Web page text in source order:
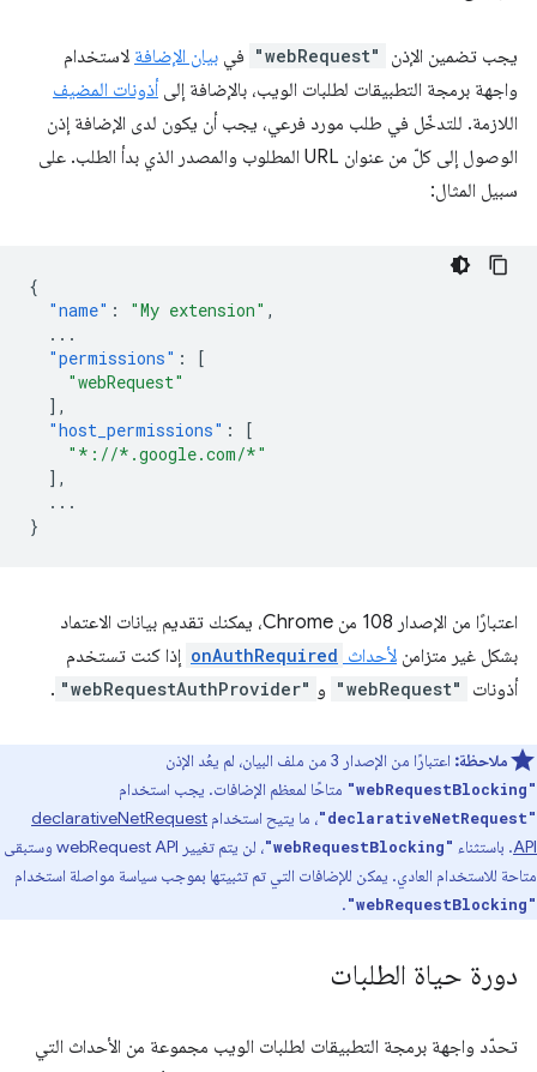
يجب تضمين الإذن "webRequest" في بيان الإضافة لاستخدام
واجهة برمجة التطبيقات لطلبات الويب، بالإضافة إلى أذونات المضيف
اللازمة. للتدخّل في طلب مورد فرعي، يجب أن يكون لدى الإضافة إذن
الوصول إلى كلّ من عنوان URL المطلوب والمصدر الذي بدأ الطلب. على
سبيل المثال:
{
"name" : "My extension" ,
...
"permissions" :
[
"webRequest"
],
"host_permissions" :
[
"*://*.google.com/*"
],
...
}
اعتبارًا من الإصدار 108 من Chrome، يمكنك تقديم بيانات الاعتماد
بشكل غير متزامن لأحداث onAuthRequired إذا كنت تستخدم
أذونات
"webRequest" و "webRequestAuthProvider"
.
ملاحظة: اعتبارًا من الإصدار 3 من ملف البيان، لم يعُد الإذن
"webRequestBlocking" متاحًا لمعظم الإضافات. يجب استخدام
"declarativeNetRequest"، ما يتيح استخدام declarativeNetRequest
API. باستثناء "webRequestBlocking"
، لن يتم تغيير webRequest API وستبقى
متاحة للاستخدام العادي. يمكن للإضافات التي تم تثبيتها بموجب سياسة مواصلة استخدام
"webRequestBlocking"
.
دورة حياة الطلبات
تحدّد واجهة برمجة التطبيقات لطلبات الويب مجموعة من الأحداث التي